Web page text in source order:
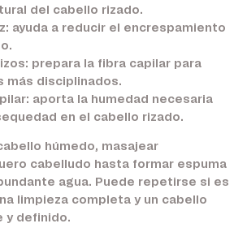
del cabello rizado.
ayuda a reducir el encrespamiento
prepara la fibra capilar para
más disciplinados.
aporta la humedad necesaria
en el cabello rizado.
húmedo, masajear
cabelludo hasta formar espuma
agua. Puede repetirse si es
limpieza completa y un cabello
y definido.